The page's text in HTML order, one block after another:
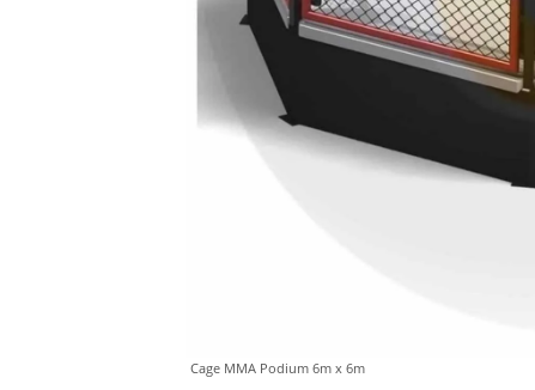
Cage MMA Podium 6m x 6m